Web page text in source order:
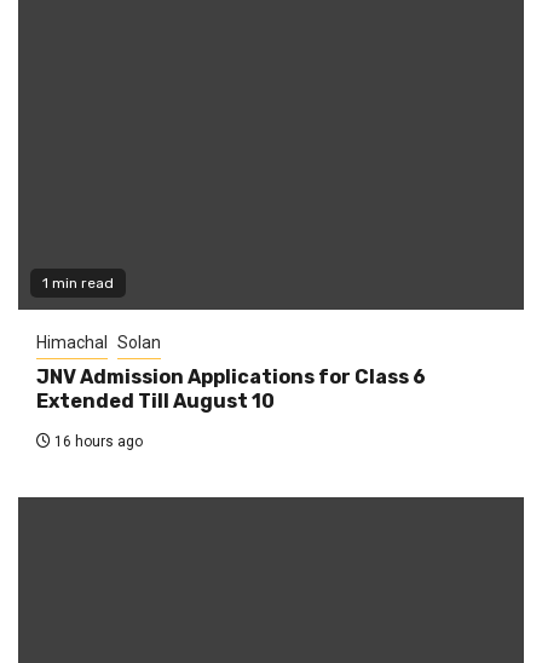
1 min read
Himachal Solan
JNV Admission Applications for Class 6
Extended Till August 10
16 hours ago